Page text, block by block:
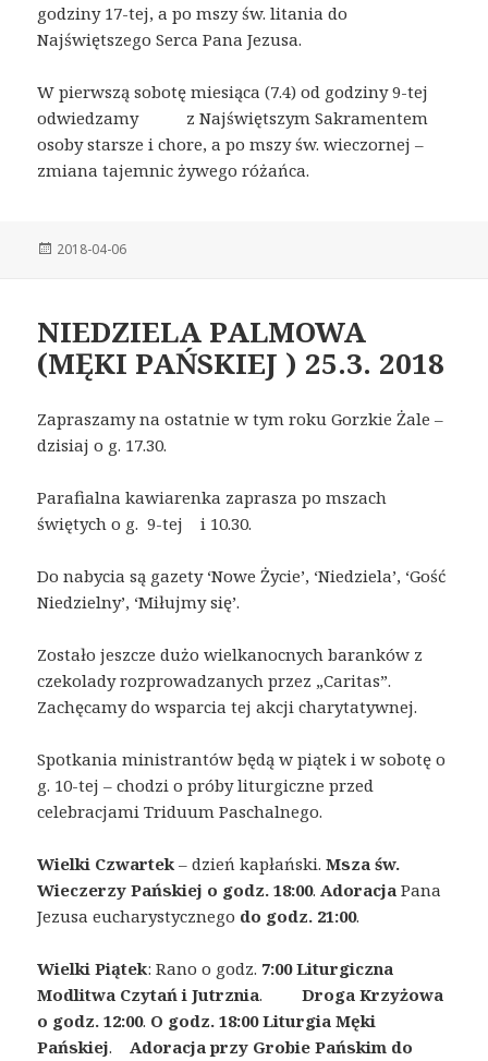
godziny 17-tej, a po mszy św. litania do
Najświętszego Serca Pana Jezusa.
W pierwszą sobotę miesiąca (7.4) od godziny 9-tej
odwiedzamy z Najświętszym Sakramentem
osoby starsze i chore, a po mszy św. wieczornej –
zmiana tajemnic żywego różańca.
Posted
2018-04-06
NIEDZIELA PALMOWA
(MĘKI PAŃSKIEJ ) 25.3. 2018
Zapraszamy na ostatnie w tym roku Gorzkie Żale –
dzisiaj o g. 17.30.
Parafialna kawiarenka zaprasza po mszach
świętych o g. 9-tej i 10.30.
Do nabycia są gazety ‘Nowe Życie’, ‘Niedziela’, ‘Gość
Niedzielny’, ‘Miłujmy się’.
Zostało jeszcze dużo wielkanocnych baranków z
czekolady rozprowadzanych przez „Caritas”.
Zachęcamy do wsparcia tej akcji charytatywnej.
Spotkania ministrantów będą w piątek i w sobotę o
g. 10-tej – chodzi o próby liturgiczne przed
celebracjami Triduum Paschalnego.
Wielki Czwartek– dzień kapłański.Msza św.
Wieczerzy Pańskiej o godz. 18:00.Adoracja Pana
Jezusa eucharystycznego do godz. 21:00.
Wielki Piątek: Rano o godz. 7:00 Liturgiczna
Modlitwa Czytań i Jutrznia.Droga Krzyżowa
o godz. 12:00. O godz. 18:00 Liturgia Męki
Pańskiej.Adoracja przy Grobie Pańskim do